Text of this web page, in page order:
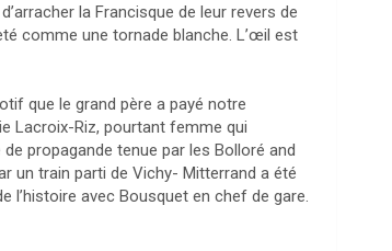
la Francisque de leur revers de
comme une tornade blanche. L’œil est
que le grand père a payé notre
Lacroix-Riz, pourtant femme qui
propagande tenue par les Bolloré and
un train parti de Vichy- Mitterrand a été
l’histoire avec Bousquet en chef de gare.